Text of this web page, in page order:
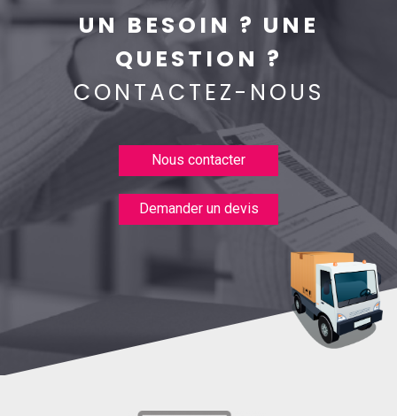
UN BESOIN ? UNE
QUESTION ?
CONTACTEZ-NOUS
Nous contacter
Demander un devis